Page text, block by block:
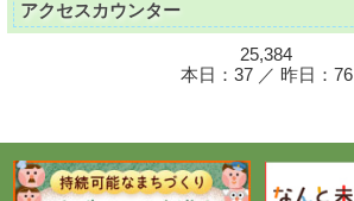
アクセスカウンター
25,384
本日：37 ／ 昨日：76